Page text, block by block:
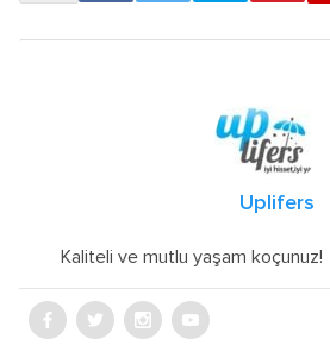
Uplifers
Kaliteli ve mutlu yaşam koçunuz!